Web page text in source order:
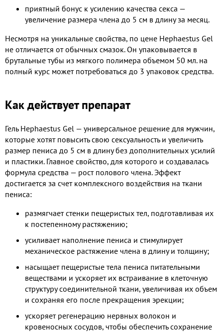
приятный бонус к усилению качества секса —
увеличение размера члена до 5 см в длину за месяц.
Несмотря на уникальные свойства, по цене Hephaestus Gel
не отличается от обычных смазок. Он упаковывается в
брутальные тубы из мягкого полимера объемом 50 мл. на
полный курс может потребоваться до 3 упаковок средства.
Как действует препарат
Гель Hephaestus Gel — универсальное решение для мужчин,
которые хотят повысить свою сексуальность и увеличить
размер пениса до 5 см в длину без дополнительных усилий
и пластики. Главное свойство, для которого и создавалась
формула средства — рост полового члена. Эффект
достигается за счет комплексного воздействия на ткани
пениса:
размягчает стенки пещеристых тел, подготавливая их
к постепенному растяжению;
усиливает наполнение пениса и стимулирует
механическое растяжение члена в длину и толщину;
насыщает пещеристые тела пениса питательными
веществами и ускоряет их встраивание в клеточную
структуру соединительной ткани, увеличивая их объем
и сохраняя его после прекращения эрекции;
ускоряет регенерацию нервных волокон и
кровеносных сосудов, чтобы обеспечить сохранение